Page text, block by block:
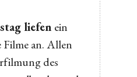
liefen ein
Filme an. Allen
des